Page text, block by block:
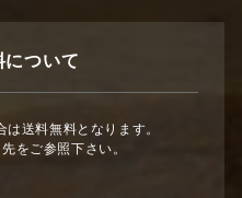
について
送料無料となります。
をご参照下さい。